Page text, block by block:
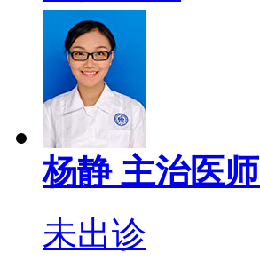
杨静 主治医师
未出诊